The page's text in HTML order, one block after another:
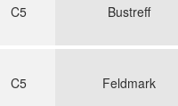
C5 Bustreff
C5 Feldmark